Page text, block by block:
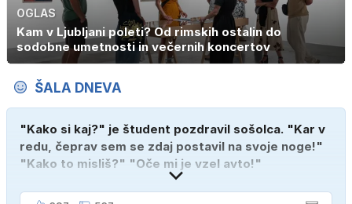
OGLAS
Kam v Ljubljani poleti? Od rimskih ostalin do
sodobne umetnosti in večernih koncertov
ŠALA DNEVA
"Kako si kaj?" je študent pozdravil sošolca. "Kar v
redu, čeprav sem se zdaj postavil na svoje noge!"
"Kako to misliš?" "Oče mi je vzel avto!"